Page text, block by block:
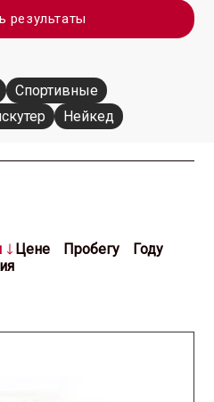
результаты
Спортивные
Нейкед
Цене Пробегу
Году